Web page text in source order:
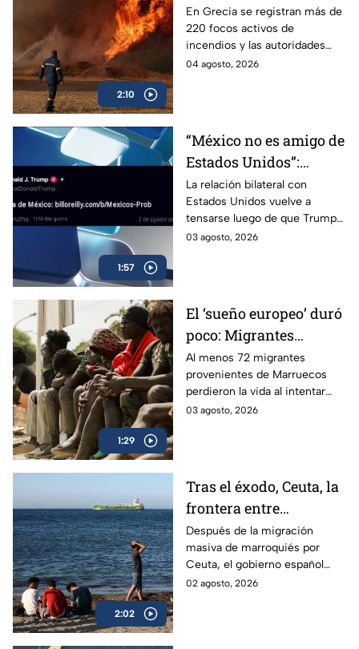
2:10
más de mil evacuados
En Grecia se registran más de
220 focos activos de
incendios y las autoridades
han detenido a más de 30
04 agosto, 2026
1:57
“México no es amigo de
Estados Unidos”:
Trump cuestiona
estrategia contra el
narcotráfico
La relación bilateral con
Estados Unidos vuelve a
tensarse luego de que Trump
aseguró que “el problema es
03 agosto, 2026
1:29
El ‘sueño europeo’ duró
poco: Migrantes
regresan a Marruecos
Al menos 72 migrantes
provenientes de Marruecos
perdieron la vida al intentar
superar las rompeolas y la valla
03 agosto, 2026
2:02
Tras el éxodo, Ceuta, la
frontera entre
Marruecos y España,
parece tranquila
Después de la migración
masiva de marroquiés por
Ceuta, el gobierno español
trabaja para contenerla,
02 agosto, 2026